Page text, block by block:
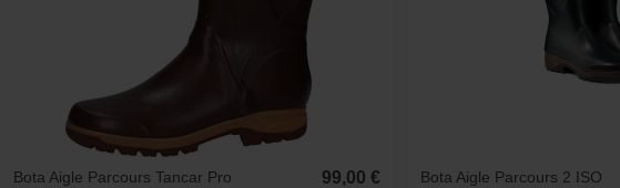
Bota Aigle Parcours Tancar Pro 99,00 € Bota Aigle Parcours 2 ISO